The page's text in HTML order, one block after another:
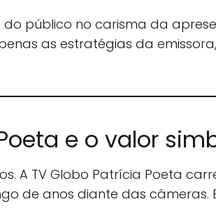
público no carisma da
as estratégias da
e o valor
A TV Globo Patrícia Poeta
de anos diante das câmeras.